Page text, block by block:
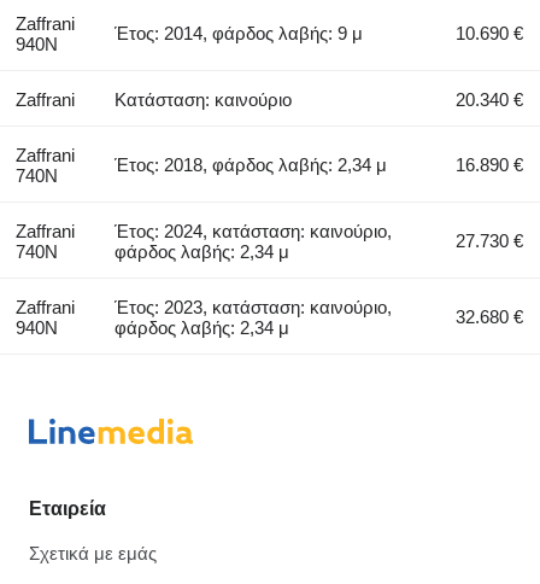
Zaffrani
940N
Έτος: 2014, φάρδος λαβής: 9 μ 10.690 €
Zaffrani Κατάσταση: καινούριο 20.340 €
Zaffrani
740N
Έτος: 2018, φάρδος λαβής: 2,34 μ 16.890 €
Zaffrani
740N
Έτος: 2024, κατάσταση: καινούριο,
φάρδος λαβής: 2,34 μ
27.730 €
Zaffrani
940N
Έτος: 2023, κατάσταση: καινούριο,
φάρδος λαβής: 2,34 μ
32.680 €
Εταιρεία
Σχετικά με εμάς